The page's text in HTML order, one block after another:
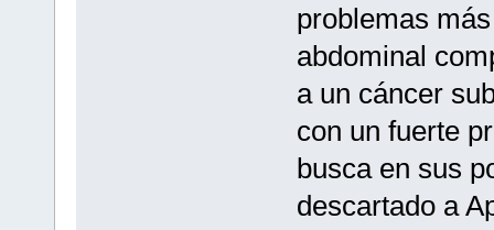
problemas
abdominal
a un cáncer
con un fuerte
busca en sus
descartado a